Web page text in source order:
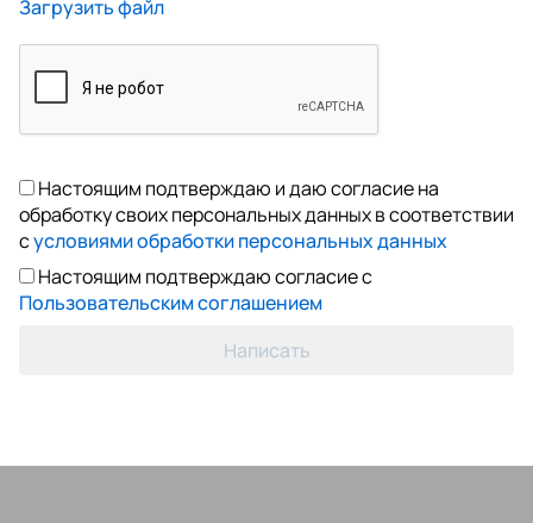
Загрузить файл
Настоящим подтверждаю и даю согласие на
обработку своих персональных данных в соответствии
сусловиями обработки персональных данных
Настоящим подтверждаю согласие с
Пользовательским соглашением
Написать